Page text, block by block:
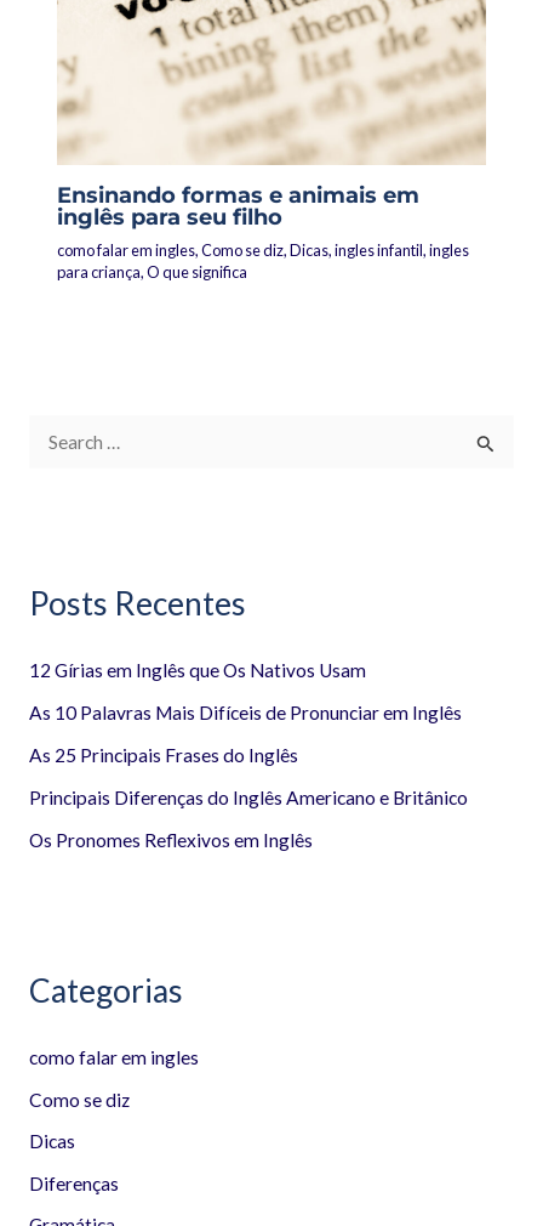
Ensinando formas e animais em
inglês para seu filho
como falar em ingles,Como se diz,Dicas,ingles infantil,ingles
para criança,O que significa
u
s
a
r
Posts Recentes
12 Gírias em Inglês que Os Nativos Usam
As 10 Palavras Mais Difíceis de Pronunciar em Inglês
As 25 Principais Frases do Inglês
Principais Diferenças do Inglês Americano e Britânico
Os Pronomes Reflexivos em Inglês
Categorias
como falar em ingles
Como se diz
Dicas
Diferenças